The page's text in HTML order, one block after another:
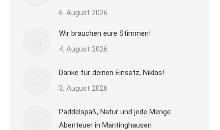
6. August 2026
Wir brauchen eure Stimmen!
4. August 2026
Danke für deinen Einsatz, Niklas!
3. August 2026
Paddelspaß, Natur und jede Menge
Abenteuer in Mantinghausen